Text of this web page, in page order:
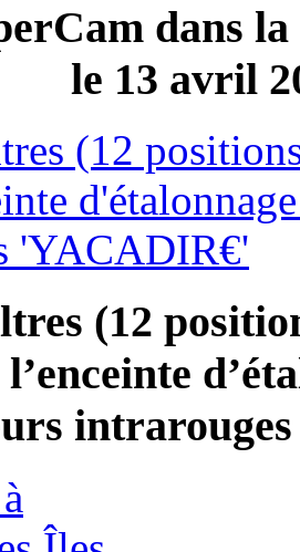
dans
le 13 avril
(12